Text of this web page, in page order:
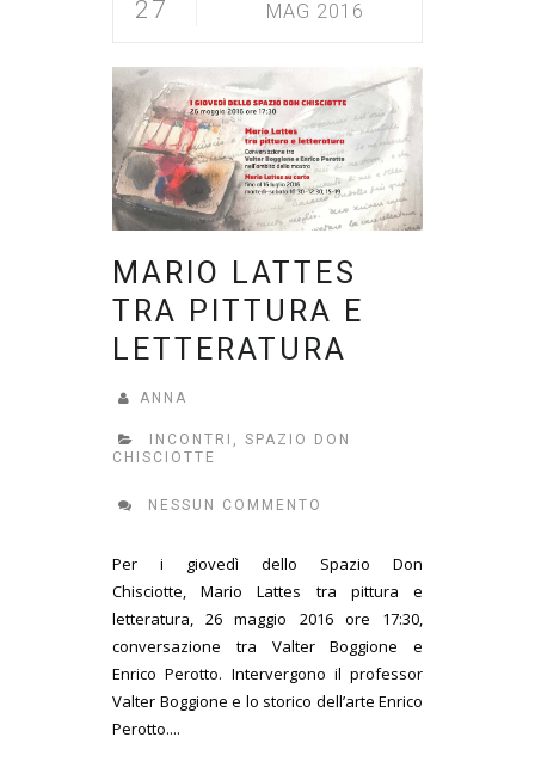
27 MAG 2016
MARIO LATTES
TRA PITTURA E
LETTERATURA
ANNA
INCONTRI
SPAZIO DON
CHISCIOTTE
NESSUN COMMENTO
Per i giovedì dello Spazio Don
Chisciotte, Mario Lattes tra pittura e
letteratura, 26 maggio 2016 ore 17:30,
conversazione tra Valter Boggione e
Enrico Perotto. Intervergono il professor
Valter Boggione e lo storico dell’arte Enrico
Perotto....